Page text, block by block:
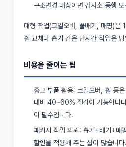
구조변경 대상이면 검사소 동행
대형 작업(코일오버, 풀배기, 매핑)은
휠 교체나 흡기 같은 단시간 작업은
비용을 줄이는 팁
중고 부품 활용: 코일오버, 휠 등
대비 40~60% 절감이 가능합니
이 필수입니다.
패키지 작업 의뢰: 흡기+배기+매
할인을 적용해 주는 샵이 많습니다.